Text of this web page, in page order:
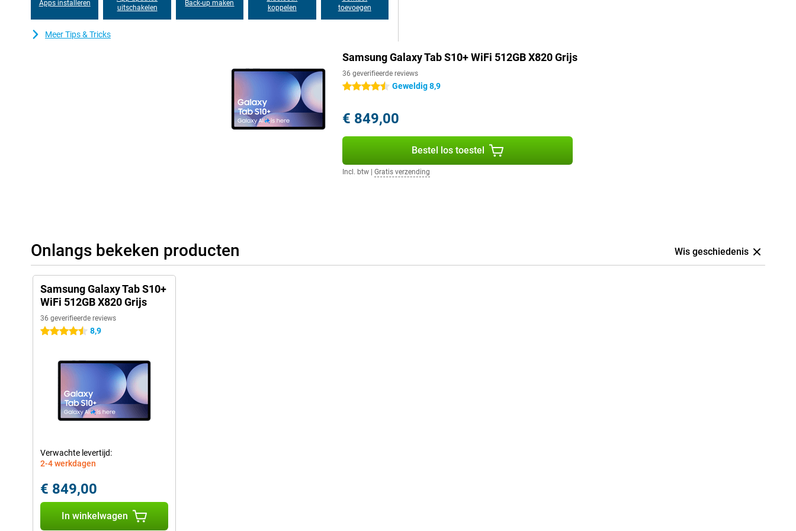
De Samsung Galaxy Tab S10+ biedt een scala aan handige connectiviteitsopties om je dagelijks
gebruik Smart View om je tablet te verbinden met je Samsung TV. Hierdoor kun je altijd optimaal
De Samsung Galaxy Tab S10+ WiFi is gebouwd om bestand te zijn tegen de elementen. Met een
IP68-certificering is de tablet stof- en waterbestendig tot een diepte van 1,5 meter. Dit betekent dat
je de tablet zonder zorgen kunt meenemen naar het strand of het zwembad. Daarnaast zorgt de
stevige aluminium behuizing voor extra bescherming tegen stoten en vallen. Zo blijft je tablet
langer mooi én functioneel, zelfs onder zware omstandigheden. Ideaal voor mensen die graag veel
Met de 10.090mAh batterij hoef je je geen zorgen te maken over het opladen van je tablet
Apps installeren
uitschakelen
Back-up maken
koppelen
toevoegen
Meer Tips & Tricks
Samsung Galaxy Tab S10+ WiFi 512GB X820 Grijs
36 geverifieerde reviews
4.5 sterrenGeweldig 8,9
€ 849,00
Bestel los toestel
Incl. btw| Gratis verzending
Onlangs bekeken producten Wis geschiedenis
Samsung Galaxy Tab S10+
WiFi 512GB X820 Grijs
36 geverifieerde reviews
4.5 sterren 8,9
Verwachte levertijd:
2-4 werkdagen
€ 849,00
In winkelwagen